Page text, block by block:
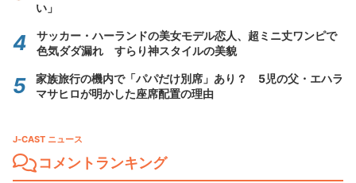
い」
サッカー・ハーランドの美女モデル恋人、超ミニ丈ワンピで
色気ダダ漏れ すらり神スタイルの美貌
家族旅行の機内で「パパだけ別席」あり？ 5児の父・エハラ
マサヒロが明かした座席配置の理由
J-CAST ニュース
コメントランキング